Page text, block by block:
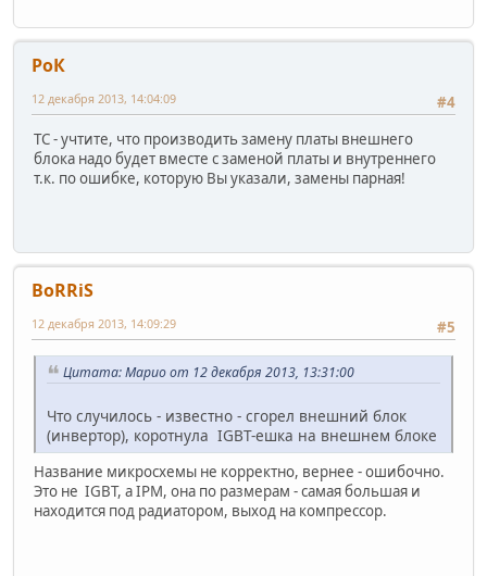
РоК
#4
12 декабря 2013, 14:04:09
ТС - учтите, что производить замену платы внешнего
блока надо будет вместе с заменой платы и внутреннего
т.к. по ошибке, которую Вы указали, замены парная!
BoRRiS
#5
12 декабря 2013, 14:09:29
Цитата: Марио от 12 декабря 2013, 13:31:00
Что случилось - известно - сгорел внешний блок
(инвертор), коротнула IGBT-ешка на внешнем блоке
Название микросхемы не корректно, вернее - ошибочно.
Это не IGBT, а IPM, она по размерам - самая большая и
находится под радиатором, выход на компрессор.